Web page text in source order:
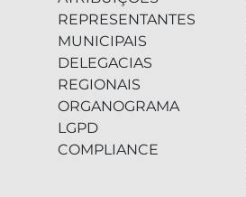
REPRESENTANTES
MUNICIPAIS
DELEGACIAS
REGIONAIS
ORGANOGRAMA
LGPD
COMPLIANCE